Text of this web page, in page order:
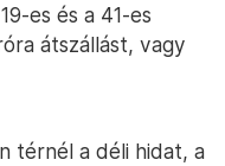
es és a 41-es
átszállást, vagy
térnél a déli hidat, a